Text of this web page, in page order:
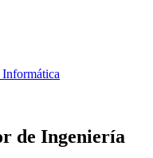
de Ingeniería